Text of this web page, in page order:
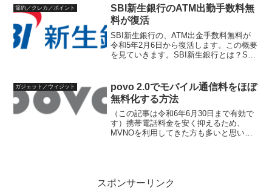
当還元は、元々キャンペーンの位置づけ
でしたが、とう...
節約／クレカ／ポイント
SBI新生銀行のATM出勤手数料無
料が復活
SBI新生銀行の、ATM出金手数料無料が
令和5年2月6日から復活します。この概要
を見ていきます。SBI新生銀行とは？SBI
崩壊の影響で倒産し、一部国有化されま
した。...
ガジェット／ウィジット
povo 2.0でモバイル通信料をほぼ
無料化する方法
（この記事は令和6年6月30日まで有効で
す）携帯電話料金を安く抑えるため、
MVNOを利用してきた方も多いと思いま
スポンサーリンク